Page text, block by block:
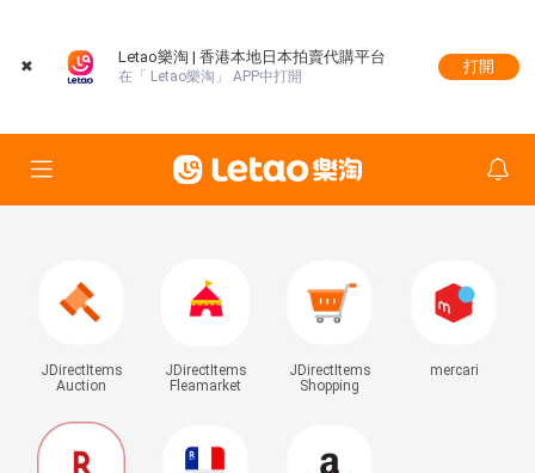
✖
Letao樂淘 | 香港本地日本拍賣代購平台
在「 Letao樂淘」 APP中打開
打開
JDirectItems
Auction
JDirectItems
Fleamarket
JDirectItems
Shopping
mercari